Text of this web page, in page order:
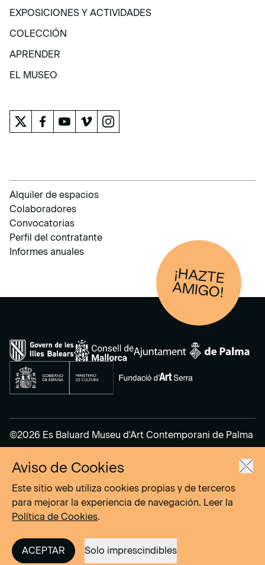
VISITA
EXPOSICIONES Y ACTIVIDADES
EXPOSICIONES Y ACTIVIDADES
COLECCIÓN
COLECCIÓN
APRENDER
APRENDER
EL MUSEO
Alquiler de espacios
Colaboradores
Convocatorias
Perfil del contratante
Informes anuales
¡HAZTE
AM
IGO!
©2026 Es Baluard Museu d'Art Contemporani de Palma
Aviso Legal
Política de Privacidad
Política de cookies
Site byDOMO–A
Aviso de Cookies
Este sitio web utiliza cookies propias y de terceros
para mejorar la experiencia de navegación. Leer la
Política de Cookies.
ACEPTAR Solo imprescindibles